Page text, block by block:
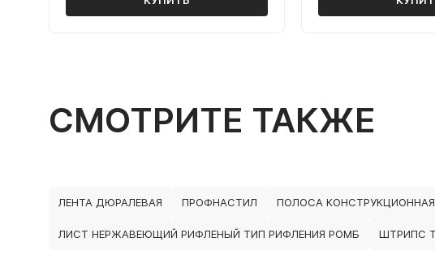
СМОТРИТЕ ТАКЖЕ
ЛЕНТА ДЮРАЛЕВАЯ ПРОФНАСТИЛ ПОЛОСА КОНСТРУКЦИОННАЯ
ЛИСТ НЕРЖАВЕЮЩИЙ РИФЛЕНЫЙ ТИП РИФЛЕНИЯ РОМБ ШТРИПС